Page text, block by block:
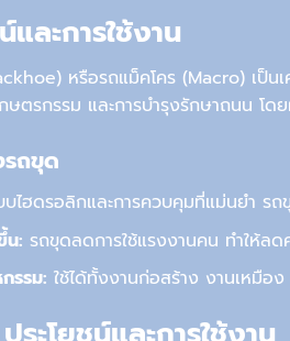
ละการใช้งาน
หรือรถแม็คโคร (Macro) เป็น
ษตรกรรม และการบำรุงรักษาถนน โด
ถขุด
บไฮดรอลิกและการควบคุมที่แม่นยำ รถ
น: รถขุดลดการใช้แรงงานคน ทำให้ลด
รรม: ใช้ได้ทั้งงานก่อสร้าง งานเหมือ